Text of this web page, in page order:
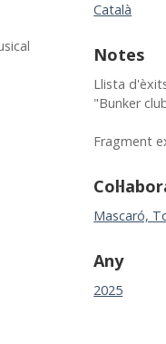
Català
Notes
Llista
"Bunker
Fragment
Mascaró,
Any
2025